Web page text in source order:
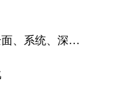
杨亚俊：论坛给港南做了一次全面、系统、深度的体检